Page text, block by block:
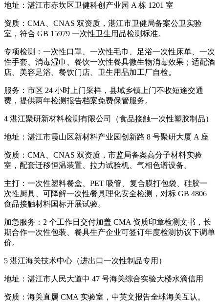
地址：湛江市赤坎区卫健科创产业园 A 栋 1201 室
资质：CMA、CNAS 双资质，湛江市卫健局备案公卫实验
室，符合 GB 15979 一次性卫生用品检测标准。
专项检测：一次性口罩、一次性毛巾、足浴一次性床单、一次
性手套、消毒湿巾、餐饮一次性餐具微生物消毒效果；适配酒
店、美容足浴、餐饮门店、卫生用品加工厂自检。
服务：市区 24 小时上门采样，县域乡镇上门不收短途交通
费，提供两年检测报告档案免费保管服务。
4 湛江聚研新材料检测有限公司（食品接触一次性塑胶制品）
地址：湛江市霞山区新材料产业园创新路 8 号聚研大厦 A 座
资质：CMA、CNAS 双资质，市监局备案高分子材料实验
室，配套迁移恒温装置、拉力试验机、气相色谱设备。
主打：一次性塑料餐盒、PET 吸管、复合膜打包袋、硅胶一
次性厨具、可降解一次性餐具理化安全检测，对标 GB 4806
食品接触材料国标开展试验。
加急服务：2 个工作日交付加盖 CMA 资质印章检测文书，长
期合作一次性包装、餐具生产企业可签订年度检测协议下调单
价。
5 湛江海关技术中心（进出口一次性制品专用）
地址：湛江市人民大道中 47 号海关综合实验大楼水滴信用
资质：海关直属 CMA 实验室，中英文报告全球海关互认。